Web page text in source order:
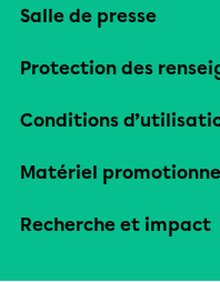
Salle de presse
Protection des
Conditions
Matériel promotionnel
Recherche et impact